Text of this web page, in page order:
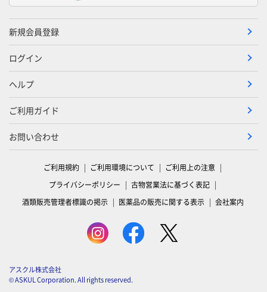
新規会員登録
ログイン
ヘルプ
ご利用ガイド
お問い合わせ
ご利用規約 ご利用環境について
ご利用上の注意
プライバシーポリシー
古物営業法に基づく表記
酒類販売管理者標識の掲示
医薬品の販売に関する表示 会社案内
アスクル株式会社
© ASKUL Corporation. All rights reserved.